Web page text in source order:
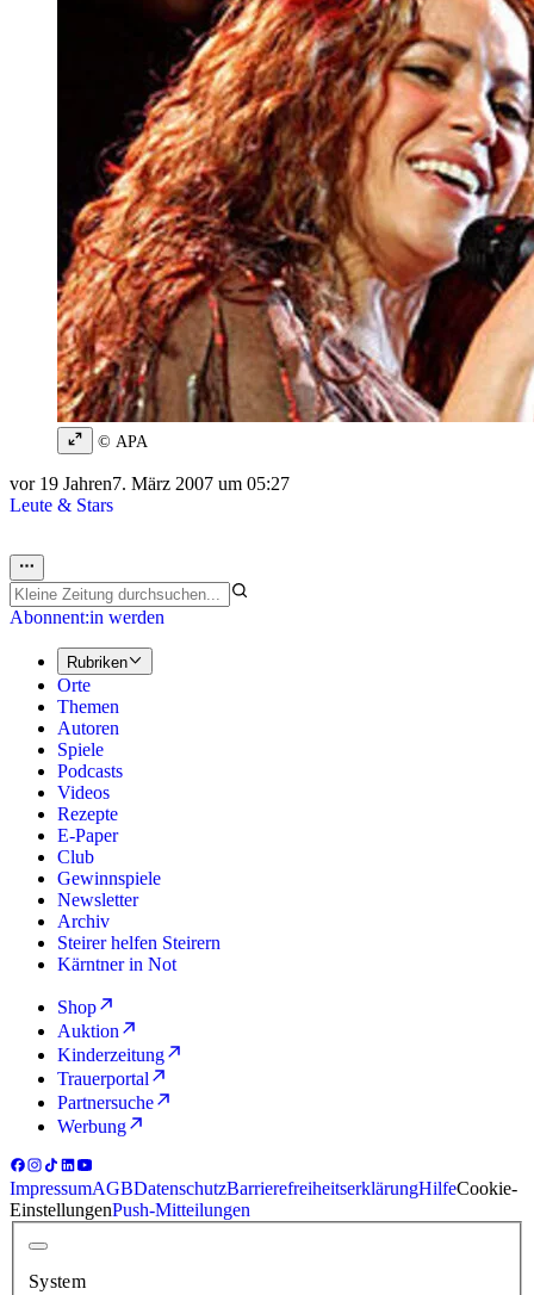
© APA
vor 19 Jahren7. März 2007 um 05:27
Leute & Stars
Abonnent:in werden
Rubriken
Orte
Themen
Autoren
Spiele
Podcasts
Videos
Rezepte
E-Paper
Club
Gewinnspiele
Newsletter
Archiv
Steirer helfen Steirern
Kärntner in Not
Shop
Auktion
Kinderzeitung
Trauerportal
Partnersuche
Werbung
ImpressumAGBDatenschutzBarrierefreiheitserklärungHilfeCookie-
EinstellungenPush-Mitteilungen
System